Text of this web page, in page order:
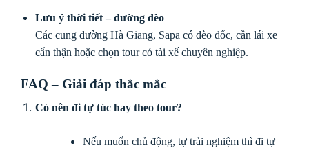
Lưu ý thời tiết – đường đèo
Các cung đường Hà Giang, Sapa có đèo dốc, cần lái xe
cẩn thận hoặc chọn tour có tài xế chuyên nghiệp.
FAQ – Giải đáp thắc mắc
Có nên đi tự túc hay theo tour?
Nếu muốn chủ động, tự trải nghiệm thì đi tự